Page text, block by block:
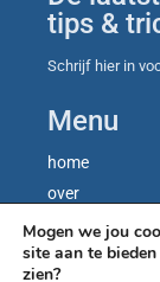
tips &
Schrijf hier in
Menu
home
over
blog
Mogen we jou
site aan te
zien?